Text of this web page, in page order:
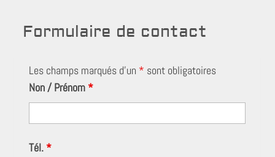
Formulaire de contact
Les champs marqués d’un * sont obligatoires
Non / Prénom *
Tél. *